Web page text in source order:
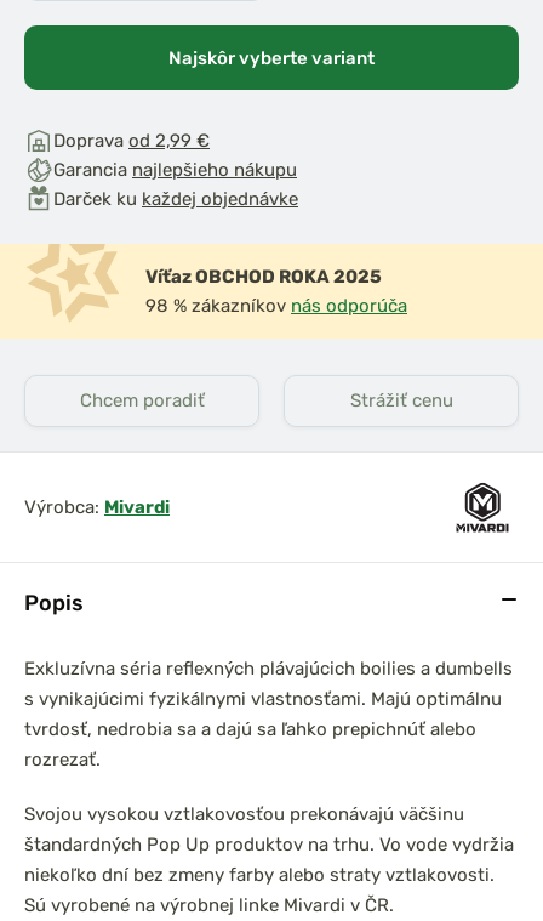
Popis
Exkluzívna séria reflexných plávajúcich boilies a dumbells
s vynikajúcimi fyzikálnymi vlastnosťami. Majú optimálnu
tvrdosť, nedrobia sa a dajú sa ľahko prepichnúť alebo
rozrezať.
Svojou vysokou vztlakovosťou prekonávajú väčšinu
štandardných Pop Up produktov na trhu. Vo vode vydržia
niekoľko dní bez zmeny farby alebo straty vztlakovosti.
Sú vyrobené na výrobnej linke Mivardi v ČR.
Najskôr vyberte variant
Doprava od 2,99 €
Garancia najlepšieho nákupu
Darček ku každej objednávke
Víťaz OBCHOD ROKA 2025
98 % zákazníkov nás odporúča
Chcem poradiť Strážiť cenu
Výrobca: Mivardi